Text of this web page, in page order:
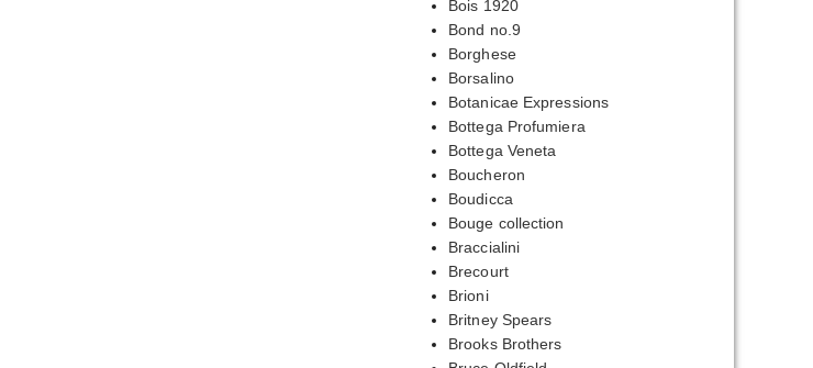
Bois 1920
Bond no.9
Borghese
Borsalino
Botanicae Expressions
Bottega Profumiera
Bottega Veneta
Boucheron
Boudicca
Bouge collection
Braccialini
Brecourt
Brioni
Britney Spears
Brooks Brothers